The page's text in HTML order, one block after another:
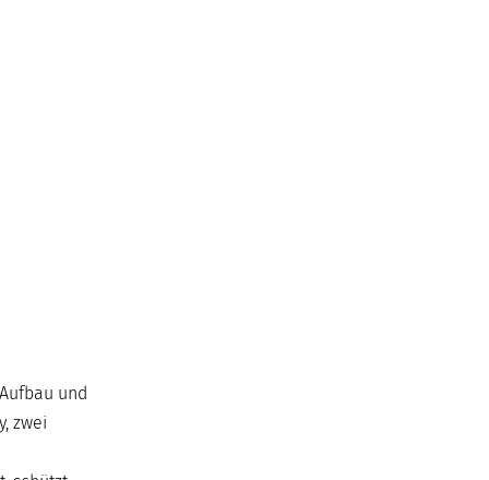
und
zwei